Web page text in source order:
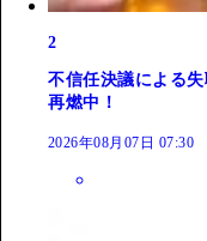
2
不信任決議による
再燃中！
2026年08月07日 07:30